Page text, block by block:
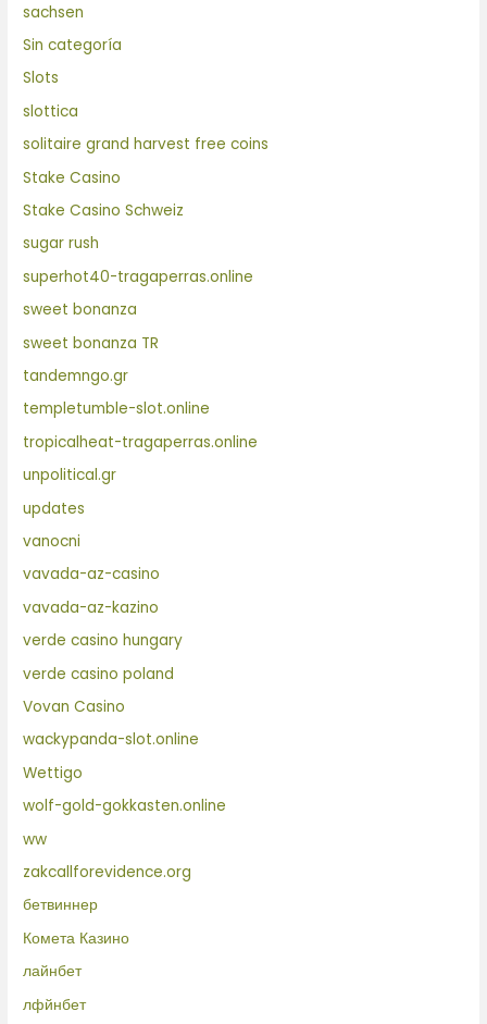
sachsen
Sin categoría
Slots
slottica
solitaire grand harvest free coins
Stake Casino
Stake Casino Schweiz
sugar rush
superhot40-tragaperras.online
sweet bonanza
sweet bonanza TR
tandemngo.gr
templetumble-slot.online
tropicalheat-tragaperras.online
unpolitical.gr
updates
vanocni
vavada-az-casino
vavada-az-kazino
verde casino hungary
verde casino poland
Vovan Casino
wackypanda-slot.online
Wettigo
wolf-gold-gokkasten.online
ww
zakcallforevidence.org
бетвиннер
Комета Казино
лайнбет
лфйнбет